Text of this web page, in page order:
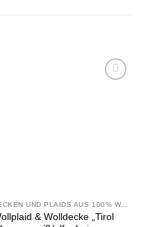
DECKEN UND PLAIDS AUS 100% WOLLE
& Wolldecke „Tirol